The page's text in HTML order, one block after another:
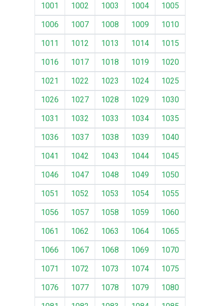
1001
1002 1003 1004
1005
1006
1007 1008 1009
1010
1011
1012 1013 1014
1015
1016
1017 1018 1019
1020
1021
1022 1023 1024
1025
1026
1027 1028 1029
1030
1031
1032 1033 1034
1035
1036
1037 1038 1039
1040
1041
1042 1043 1044
1045
1046
1047 1048 1049
1050
1051
1052 1053 1054
1055
1056
1057 1058 1059
1060
1061
1062 1063 1064
1065
1066
1067 1068 1069
1070
1071
1072 1073 1074
1075
1076
1077 1078 1079
1080